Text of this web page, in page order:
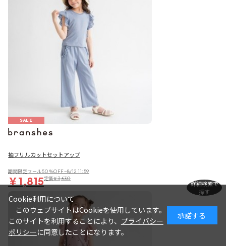
SALE
袖フリルカットセットアップ
期間限定セール50％OFF~8/12 11:59
￥1,815定価￥3,630
詳細検索で
探す
Cookie利用について
このウェブサイトはCookieを使用しています。
このサイトを利用することにより、 プライバシー
ポリシーに同意したことになります。
承諾する